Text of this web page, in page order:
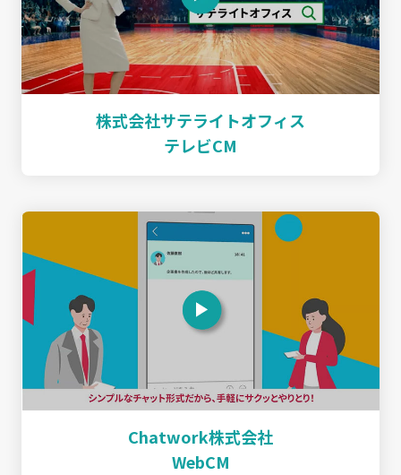
株式会社サテライトオフィス
テレビCM
Chatwork株式会社
WebCM